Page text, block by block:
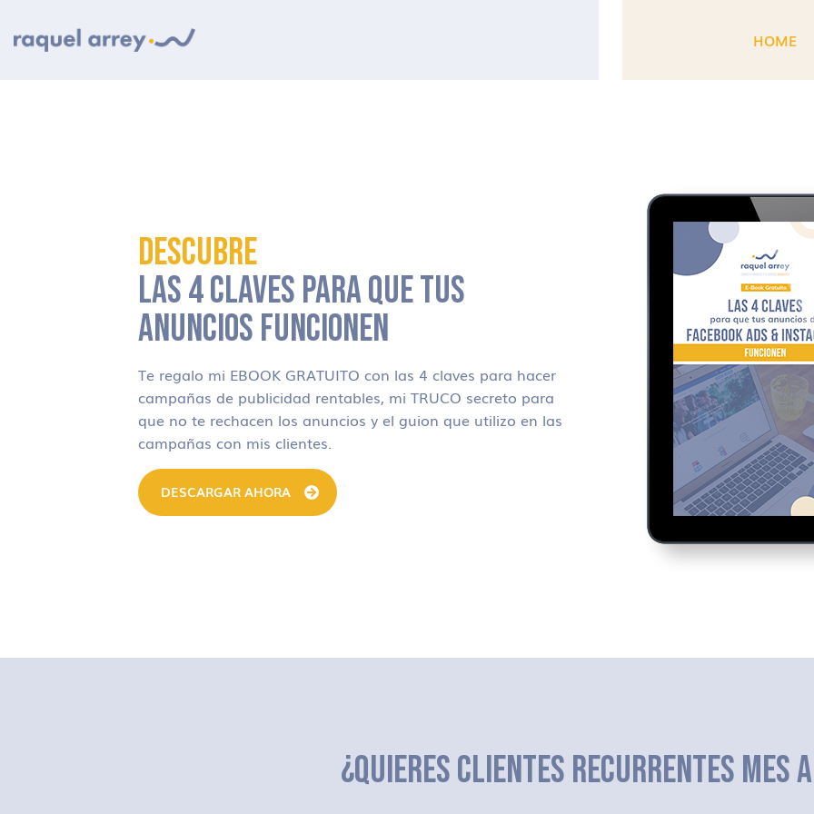
HOME
DESCUBRE
LAS 4 CLAVES PARA QUE TUS
ANUNCIOS FUNCIONEN
Te regalo mi EBOOK GRATUITO con las 4 claves para hacer
campañas de publicidad rentables, mi TRUCO secreto para
que no te rechacen los anuncios y el guion que utilizo en las
campañas con mis clientes.
DESCARGAR AHORA
¿QUIERES CLIENTES RECURRENTES MES